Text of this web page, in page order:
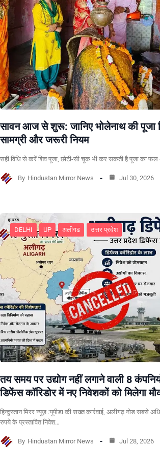
सावन आज से शुरू: जानिए भोलेनाथ की पूजा
सामग्री और जरूरी नियम
सही विधि से करें शिव पूजा, छोटी-सी चूक भी कर सकती है पूजा का फल
By Hindustan Mirror News Jul 30, 2026
DELHI UP अलीगढ उत्तर प्रदेश
तय समय पर उद्योग नहीं लगाने वाली 8
डिफेंस कॉरिडोर में नए निवेशकों को मिलेगा
हिन्दुस्तान मिरर न्यूज़ :यूपीडा की सख्त कार्रवाई, अलीगढ़ नोड सबसे
रुपये के प्रस्तावित निवेश…
By Hindustan Mirror News Jul 28, 2026